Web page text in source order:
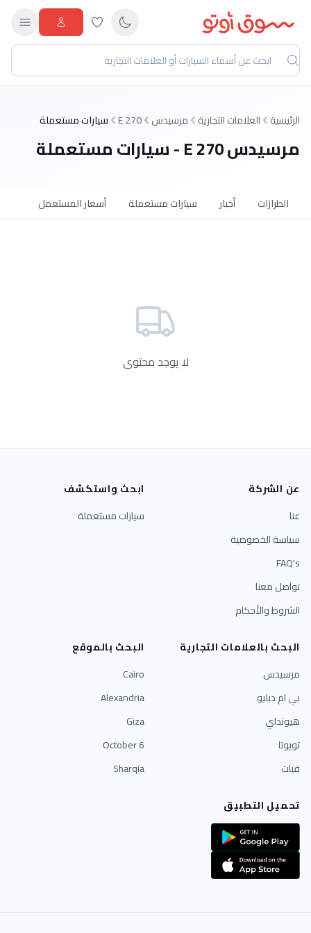
الرئيسية العلامات التجارية مرسيدس E 270 سيارات مستعملة
مرسيدس E 270 - سيارات مستعملة
الطرازات أخبار سيارات مستعملة أسعار المستعمل
لا يوجد محتوى
عن الشركة
عنا
سياسة الخصوصية
FAQ's
تواصل معنا
الشروط والأحكام
ابحث واستكشف
سيارات مستعملة
البحث بالعلامات التجارية
مرسيدس
بي ام دبليو
هيونداي
تويوتا
فيات
البحث بالموقع
Cairo
Alexandria
Giza
6 October
Sharqia
تحميل التطبيق